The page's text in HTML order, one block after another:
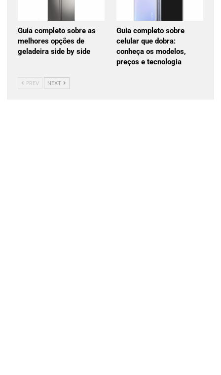
Guia completo sobre as
melhores opções de
geladeira side by side
Guia completo sobre
celular que dobra:
conheça os modelos,
preços e tecnologia
PREV NEXT